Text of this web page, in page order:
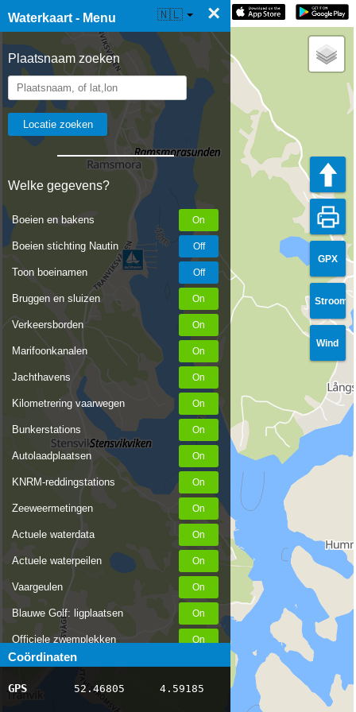
Waterkaart - Menu ×
Plaatsnaam zoeken
Welke gegevens?
Boeien en bakens
Boeien stichting Nautin
Toon boeinamen
Bruggen en sluizen
Verkeersborden
Marifoonkanalen
Jachthavens
Kilometrering vaarwegen
Bunkerstations
Autolaadplaatsen
KNRM-reddingstations
Zeeweermetingen
Actuele waterdata
Actuele waterpeilen
Vaargeulen
Blauwe Golf: ligplaatsen
Officiele zwemplekken
Stremmingen/hinder
AIS scheepsposities
Coördinaten
GPS 52.46805 4.59185
☰ Waterkaart Live 🇳🇱
GPX
Stroom
Wind